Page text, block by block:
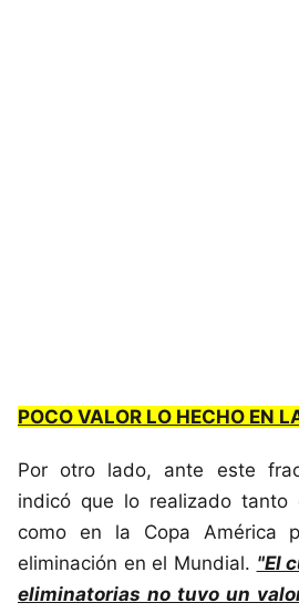
POCO VALOR LO HECHO EN
Por otro lado, ante este
indicó que lo realizado tanto
como en la Copa América
eliminación en el Mundial. "El
eliminatorias no tuvo un